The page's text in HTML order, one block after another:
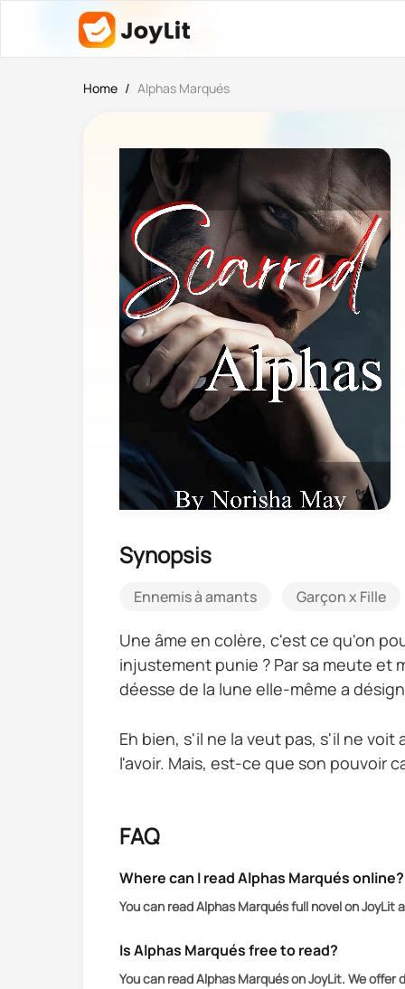
Home / Alphas Marqués
Synopsis
Ennemis à amants Garçon x Fille
Une âme en colère, c'est ce qu'on
injustement punie ? Par sa meute et
déesse de la lune elle-même a
Eh bien, s'il ne la veut pas, s'il ne
l'avoir. Mais, est-ce que son pouvoir
"Que... que fais-tu, Alexis ?"
"Tu veux être insolente avec moi ?"
FAQ
Where can I read Alphas Marqués online?
You can read Alphas Marqués full novel on JoyLit
Is Alphas Marqués free to read?
You can read Alphas Marqués on JoyLit. We